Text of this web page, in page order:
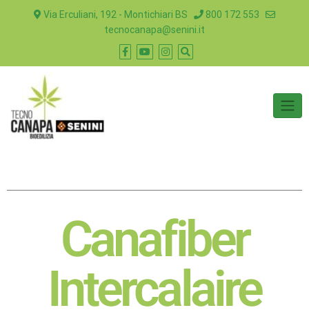
Via Erculiani, 192 - Montichiari BS
800 172 553
tecnocanapa@senini.it
Canafiber
Intercalaire